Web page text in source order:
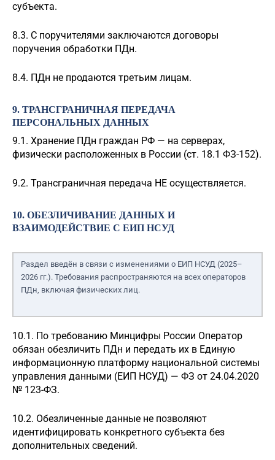
субъекта.
8.3. С поручителями заключаются договоры
поручения обработки ПДн.
8.4. ПДн не продаются третьим лицам.
9. ТРАНСГРАНИЧНАЯ ПЕРЕДАЧА
ПЕРСОНАЛЬНЫХ ДАННЫХ
9.1. Хранение ПДн граждан РФ — на серверах,
физически расположенных в России (ст. 18.1 ФЗ-152).
9.2. Трансграничная передача НЕ осуществляется.
10. ОБЕЗЛИЧИВАНИЕ ДАННЫХ И
ВЗАИМОДЕЙСТВИЕ С ЕИП НСУД
Раздел введён в связи с изменениями о ЕИП НСУД (2025–
2026 гг.). Требования распространяются на всех операторов
ПДн, включая физических лиц.
10.1. По требованию Минцифры России Оператор
обязан обезличить ПДн и передать их в Единую
информационную платформу национальной системы
управления данными (ЕИП НСУД) — ФЗ от 24.04.2020
№ 123-ФЗ.
10.2. Обезличенные данные не позволяют
идентифицировать конкретного субъекта без
дополнительных сведений.